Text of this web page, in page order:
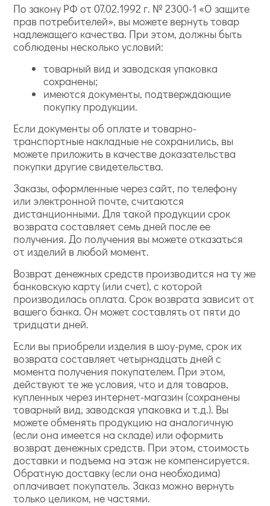
По закону РФ от 07.02.1992 г. № 2300-1 «О защите
прав потребителей», вы можете вернуть товар
надлежащего качества. При этом, должны быть
соблюдены несколько условий:
товарный вид и заводская упаковка
сохранены;
имеются документы, подтверждающие
покупку продукции.
Если документы об оплате и товарно-
транспортные накладные не сохранились, вы
можете приложить в качестве доказательства
покупки другие свидетельства.
Заказы, оформленные через сайт, по телефону
или электронной почте, считаются
дистанционными. Для такой продукции срок
возврата составляет семь дней после ее
получения. До получения вы можете отказаться
от изделий в любой момент.
Возврат денежных средств производится на ту же
банковскую карту (или счет), с которой
производилась оплата. Срок возврата зависит от
вашего банка. Он может составлять от пяти до
тридцати дней.
Если вы приобрели изделия в шоу-руме, срок их
возврата составляет четырнадцать дней с
момента получения покупателем. При этом,
действуют те же условия, что и для товаров,
купленных через интернет-магазин (сохранены
товарный вид, заводская упаковка и т.д.). Вы
можете обменять продукцию на аналогичную
(если она имеется на складе) или оформить
возврат денежных средств. При этом, стоимость
доставки и подъема на этаж не компенсируется.
Обратную доставку (если она необходима)
оплачивает покупатель. Заказ можно вернуть
только целиком, не частями.